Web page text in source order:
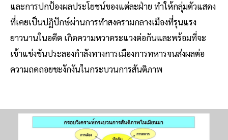
และการปกป้องผลประโยชน์ของแต่ละฝ่าย ทำให้กลุ่มตัวแสดง
ที่เคยเป็นปฏิปักษ์ผ่านการทำสงครามกลางเมืองที่รุนแรง
ยาวนานในอดีต เกิดความหวาดระแวงต่อกันและพร้อมที่จะ
เข้าแข่งขันประลองกำลังทางการเมืองการทหารจนส่งผลต่อ
ความถดถอยชะงักงันในกระบวนการสันติภาพ